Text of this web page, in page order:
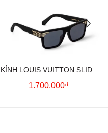
KÍNH LOUIS VUITTON SLIDE
SQUARE SUNGLASSES
1.700.000₫